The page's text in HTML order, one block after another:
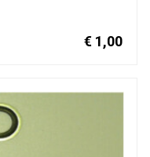
€ 1,00